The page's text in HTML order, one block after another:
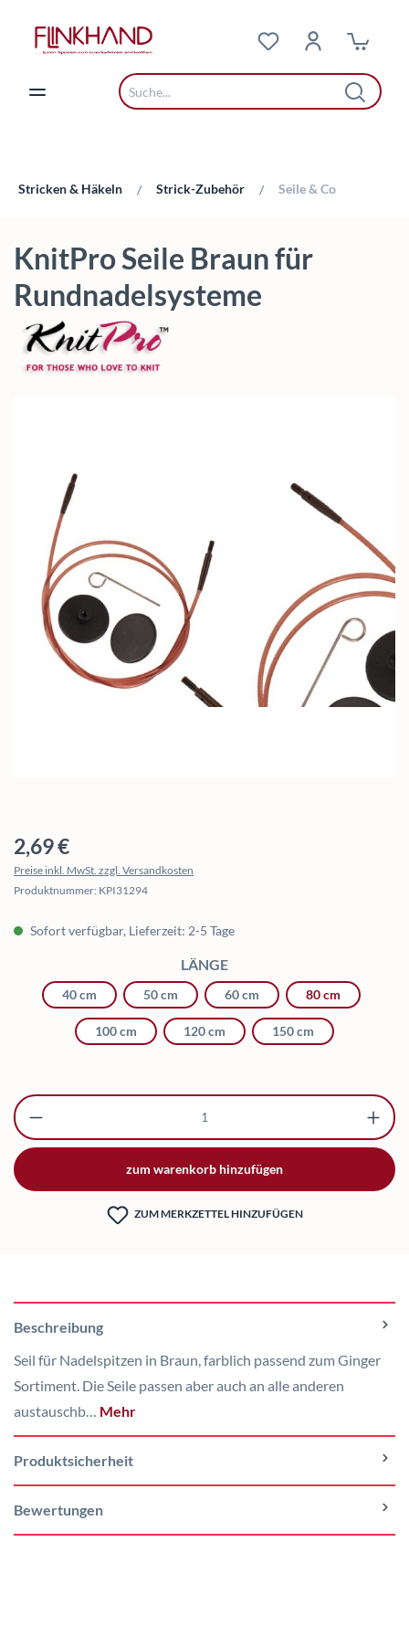
Stricken & Häkeln / Strick-Zubehör / Seile & Co
KnitPro Seile Braun für
Rundnadelsysteme
Regulärer Preis:
2,69 €
Preise inkl. MwSt. zzgl. Versandkosten
Produktnummer: KPI31294
Sofort verfügbar, Lieferzeit: 2-5 Tage
LÄNGEAUSWÄHLEN
40 cm 50 cm 60 cm 80 cm
100 cm 120 cm 150 cm
Produkt Anzahl: Gib den gewünschten Wert
zum warenkorb hinzufügen
ZUM MERKZETTEL HINZUFÜGEN
Beschreibung
Seil für Nadelspitzen in Braun, farblich passend zum Ginger
Sortiment. Die Seile passen aber auch an alle anderen
austauschb… Mehr
Produktsicherheit
Bewertungen